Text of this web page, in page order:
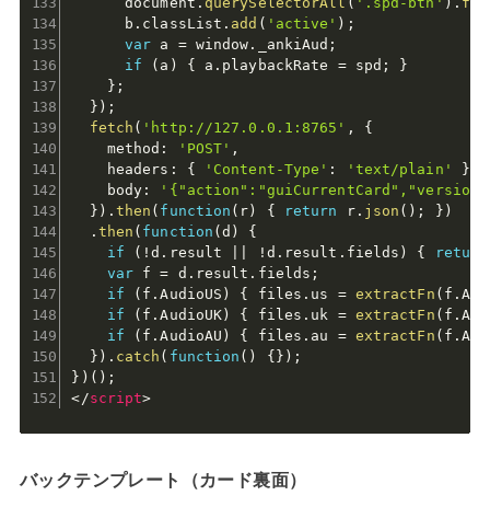
      b
. classList . add ( 'active' ) ;
var a = window . _ankiAud ;
if
( a ) { a . playbackRate = spd ;
}
} ;
} ) ;
fetch ( 'http://127.0.0.1:8765' ,
{
    method
: 'POST' ,
    headers
: { 'Content-Type' : 'text/plain' }
    body
:
} ) . then ( function ( r ) { return r. json ( ) ; } )
. then ( function (d )
{
if
( !d . result ! d . result . fields ) { return
var f = d . result . fields ;
if
( f .AudioUS ) { files . us = extractFn ( f .
if
( f .AudioUK ) { files . uk = extractFn ( f .
if
( f .AudioAU ) { files . au = extractFn ( f .
} ) . catch ( function ( ) { } ) ;
} ) ( ) ;
</script>
バックテンプレート（カード裏面）